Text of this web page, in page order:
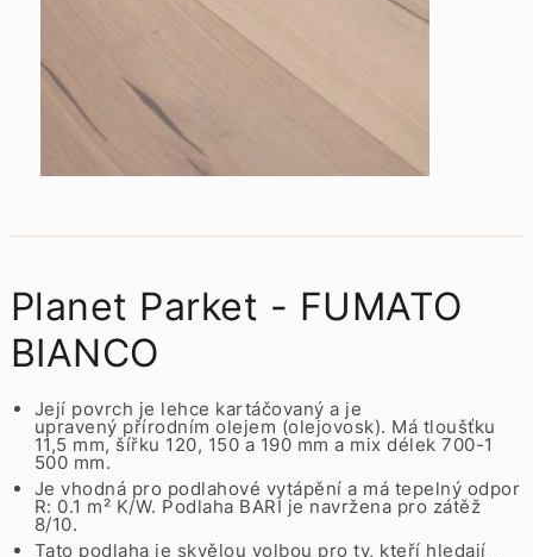
Planet Parket - FUMATO
BIANCO
Její povrch je lehce kartáčovaný a je
upravený přírodním olejem (olejovosk). Má tloušťku
11,5 mm, šířku 120, 150 a 190 mm a mix délek 700-1
500 mm.
Je vhodná pro podlahové vytápění a má tepelný odpor
R: 0.1 m² K/W. Podlaha BARI je navržena pro zátěž
8/10.
Tato podlaha je skvělou volbou pro ty, kteří hledají